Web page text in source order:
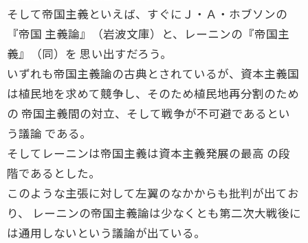
そして帝国主義といえば、すぐにＪ・Ａ・ホブソンの
『帝国 主義論』（岩波文庫）と、レーニンの『帝国主
義』（同）を 思い出すだろう。
いずれも帝国主義論の古典とされているが、資本主義国
は植民地を求めて競争し、そのため植民地再分割のため
の 帝国主義間の対立、そして戦争が不可避であるとい
う議論 である。
そしてレーニンは帝国主義は資本主義発展の最高 の段
階であるとした。
このような主張に対して左翼のなかからも批判が出てお
り、 レーニンの帝国主義論は少なくとも第二次大戦後に
は通用しないという議論が出ている。